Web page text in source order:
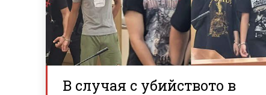
В случая с убийството в